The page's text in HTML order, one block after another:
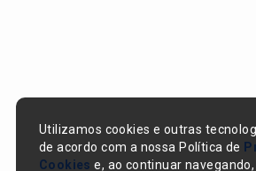
Utilizamos cookies e outras
de acordo com a nossa Política de
Cookies e, ao continuar